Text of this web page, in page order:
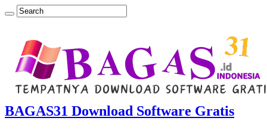
BAGAS31 Download Software Gratis